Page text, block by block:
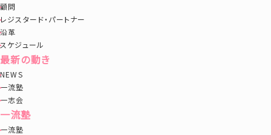
顧問
レジスタード・パートナー
沿革
スケジュール
最新の動き
NEWS
一流塾
一志会
一流塾
一流塾